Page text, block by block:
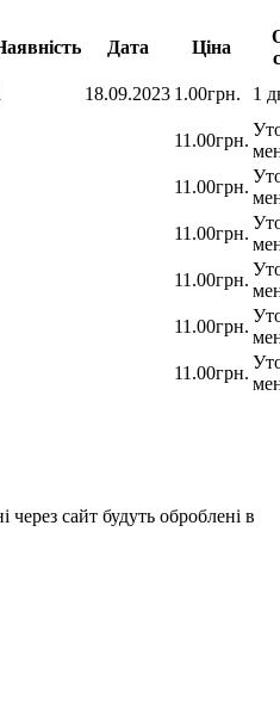
Дата Ціна
18.09.2023 1.00грн. 1
11.00грн.
11.00грн.
11.00грн.
11.00грн.
11.00грн.
11.00грн.
сайт будуть оброблені в